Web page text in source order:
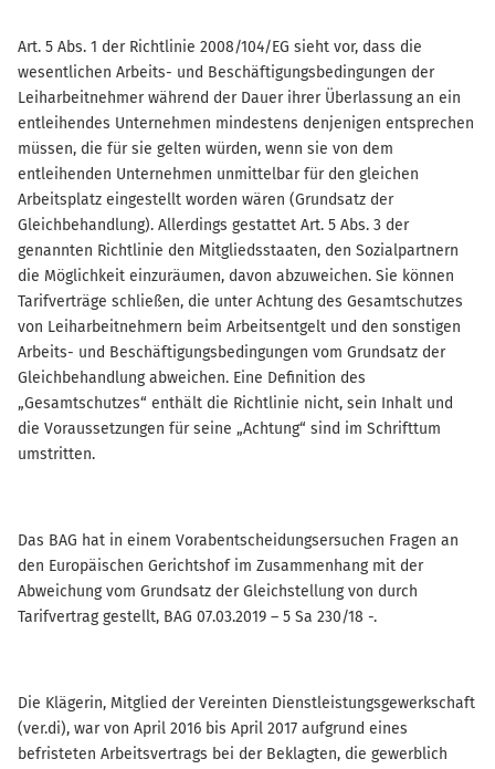
Art. 5 Abs. 1 der Richtlinie 2008/104/EG sieht vor, dass die
wesentlichen Arbeits- und Beschäftigungsbedingungen der
Leiharbeitnehmer während der Dauer ihrer Überlassung an ein
entleihendes Unternehmen mindestens denjenigen entsprechen
müssen, die für sie gelten würden, wenn sie von dem
entleihenden Unternehmen unmittelbar für den gleichen
Arbeitsplatz eingestellt worden wären (Grundsatz der
Gleichbehandlung). Allerdings gestattet Art. 5 Abs. 3 der
genannten Richtlinie den Mitgliedsstaaten, den Sozialpartnern
die Möglichkeit einzuräumen, davon abzuweichen. Sie können
Tarifverträge schließen, die unter Achtung des Gesamtschutzes
von Leiharbeitnehmern beim Arbeitsentgelt und den sonstigen
Arbeits- und Beschäftigungsbedingungen vom Grundsatz der
Gleichbehandlung abweichen. Eine Definition des
„Gesamtschutzes“ enthält die Richtlinie nicht, sein Inhalt und
die Voraussetzungen für seine „Achtung“ sind im Schrifttum
umstritten.
Das BAG hat in einem Vorabentscheidungsersuchen Fragen an
den Europäischen Gerichtshof im Zusammenhang mit der
Abweichung vom Grundsatz der Gleichstellung von durch
Tarifvertrag gestellt, BAG 07.03.2019 – 5 Sa 230/18 -.
Die Klägerin, Mitglied der Vereinten Dienstleistungsgewerkschaft
(ver.di), war von April 2016 bis April 2017 aufgrund eines
befristeten Arbeitsvertrags bei der Beklagten, die gewerblich